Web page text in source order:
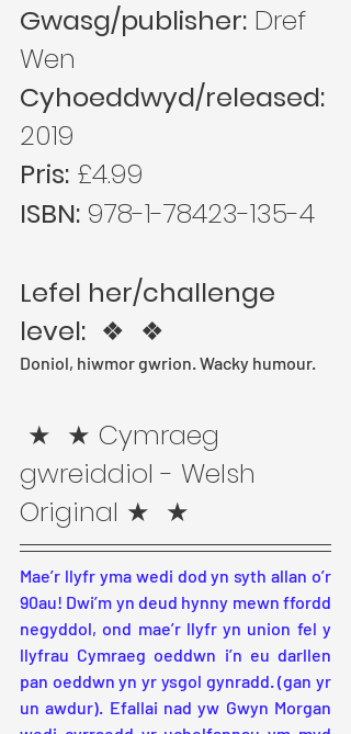
Gwasg/publisher: Dref
Wen
Cyhoeddwyd/released:
2019
Pris: £4.99
ISBN: 978-1-78423-135-4
Lefel her/challenge
level:
  ❖  ❖
Doniol, hiwmor gwrion. Wacky humour.
gwreiddiol - Welsh
Original ★  ★
Mae’r llyfr yma wedi dod yn syth allan o’r
90au! Dwi’m yn deud hynny mewn ffordd
negyddol, ond mae’r llyfr yn union fel y
llyfrau Cymraeg oeddwn i’n eu darllen
pan oeddwn yn yr ysgol gynradd. (gan yr
un awdur). Efallai nad yw Gwyn Morgan